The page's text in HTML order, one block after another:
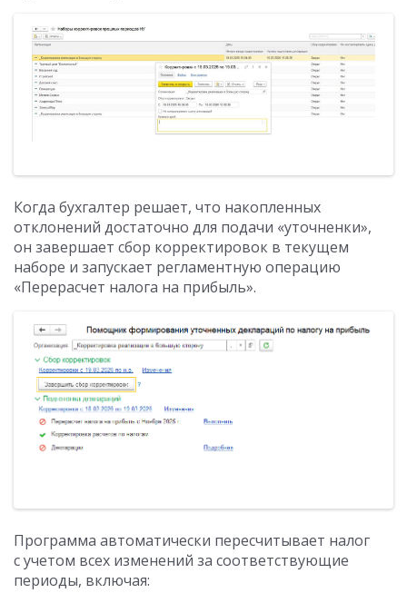
Когда бухгалтер решает, что накопленных
отклонений достаточно для подачи «уточненки»,
он завершает сбор корректировок в текущем
наборе и запускает регламентную операцию
«Перерасчет налога на прибыль».
Программа автоматически пересчитывает налог
с учетом всех изменений за соответствующие
периоды, включая: